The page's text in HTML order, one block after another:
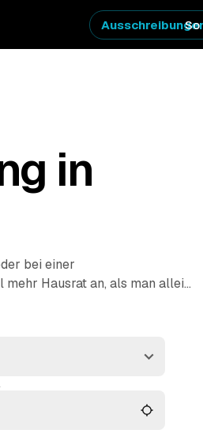
So
in
bei einer
Hausrat an, als man allein
Klicks an, was entrümpelt
Partner und müssen keine